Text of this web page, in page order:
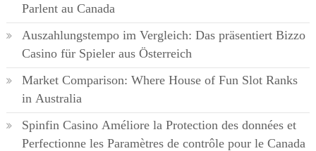
Parlent au Canada
Auszahlungstempo im Vergleich: Das präsentiert Bizzo
Casino für Spieler aus Österreich
Market Comparison: Where House of Fun Slot Ranks
in Australia
Spinfin Casino Améliore la Protection des données et
Perfectionne les Paramètres de contrôle pour le Canada